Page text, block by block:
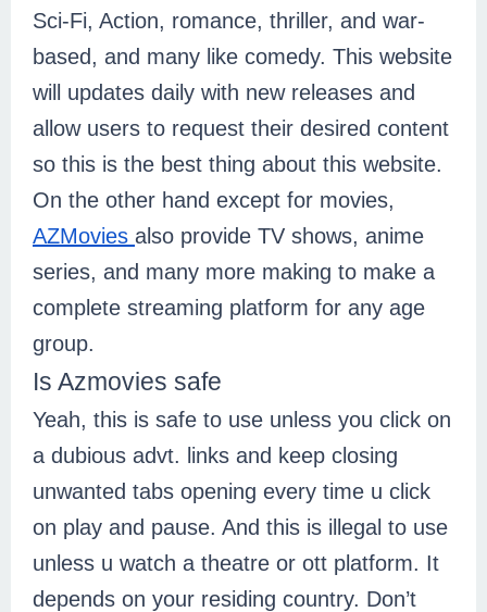
Sci-Fi, Action, romance, thriller, and war-
based, and many like comedy. This website
will updates daily with new releases and
allow users to request their desired content
so this is the best thing about this website.
AZMovies also provide TV shows, anime
series, and many more making to make a
complete streaming platform for any age
group.
Is Azmovies safe
Yeah, this is safe to use unless you click on
a dubious advt. links and keep closing
unwanted tabs opening every time u click
on play and pause. And this is illegal to use
unless u watch a theatre or ott platform. It
depends on your residing country. Don’t